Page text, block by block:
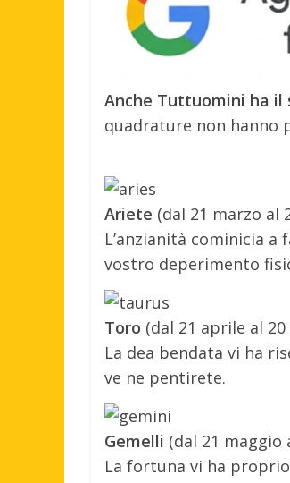
Anche Tuttuomini ha il
quadrature non hanno
Ariete (dal 21 marzo al
L’anzianità cominicia
vostro deperimento
Toro (dal 21 aprile al
La dea bendata vi ha
ve ne pentirete.
Gemelli (dal 21 maggio
La fortuna vi ha